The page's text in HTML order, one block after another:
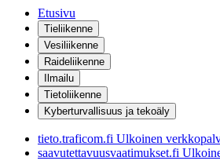
Etusivu
Tieliikenne
Vesiliikenne
Raideliikenne
Ilmailu
Tietoliikenne
Kyberturvallisuus ja tekoäly
tieto.traficom.fi Ulkoinen
saavutettavuusvaatimukset.fi